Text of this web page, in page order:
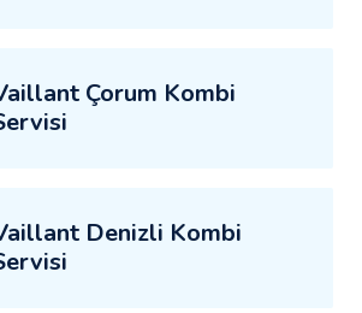
Çorum Kombi
Denizli Kombi